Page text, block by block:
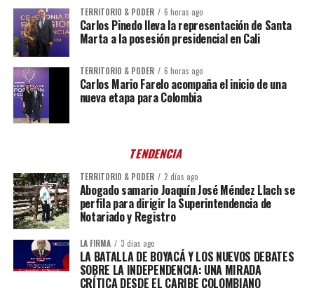
TERRITORIO & PODER 6 horas ago
Carlos Pinedo lleva la representación de Santa
Marta a la posesión presidencial en Cali
TERRITORIO & PODER 6 horas ago
Carlos Mario Farelo acompaña el inicio de una
nueva etapa para Colombia
TENDENCIA
TERRITORIO & PODER 2 días ago
Abogado samario Joaquín José Méndez Llach se
perfila para dirigir la Superintendencia de
Notariado y Registro
LA FIRMA 3 días ago
LA BATALLA DE BOYACÁ Y LOS NUEVOS DEBATES
SOBRE LA INDEPENDENCIA: UNA MIRADA
CRÍTICA DESDE EL CARIBE COLOMBIANO